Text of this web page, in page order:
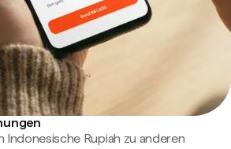
Indonesische Rupiah zu anderen